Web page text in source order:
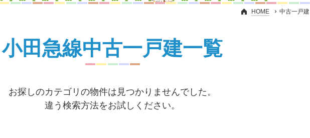
HOME 中古一戸建
小田急線中古一戸建一覧
お探しのカテゴリの物件は見つかりませんでした。
違う検索方法をお試しください。